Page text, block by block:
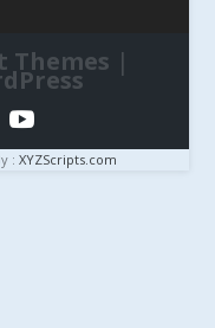
Themes |
: XYZScripts.com